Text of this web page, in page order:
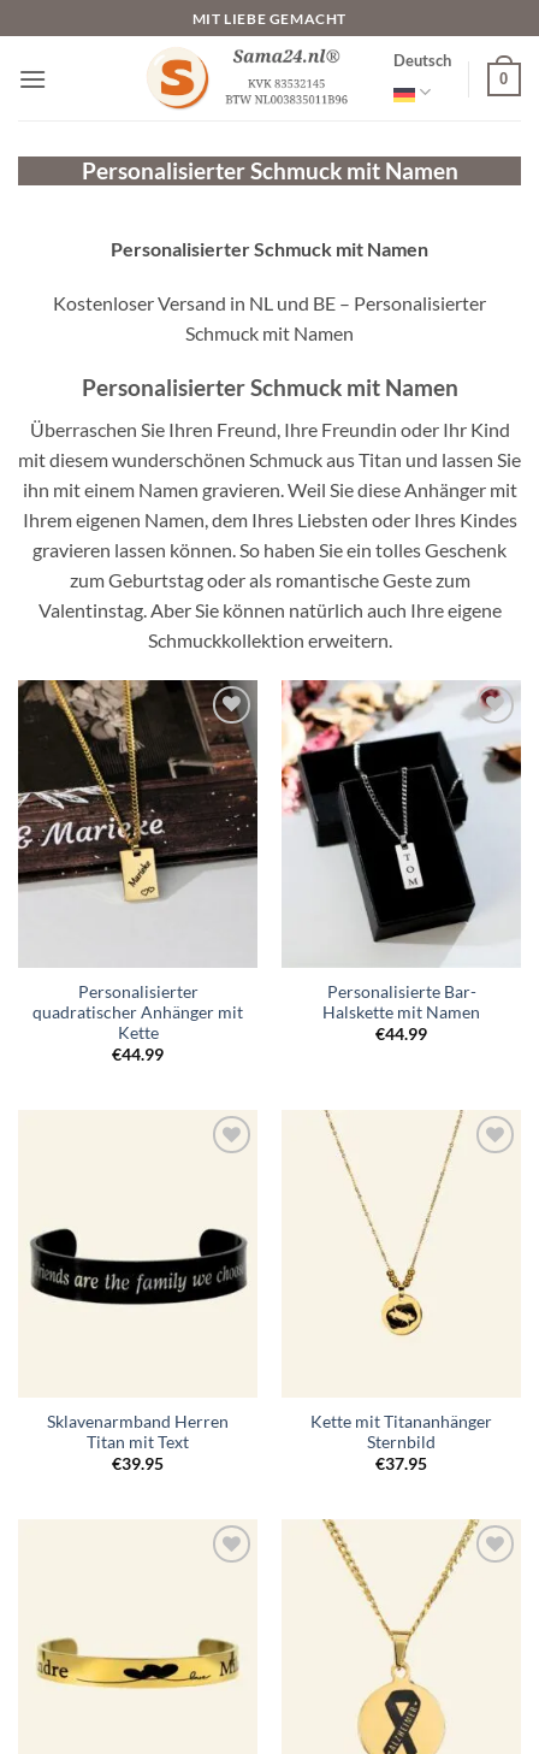
Inhalt
springen
MIT LIEBE GEMACHT
Deutsch
0
Personalisierter Schmuck mit Namen
Personalisierter Schmuck mit Namen
Kostenloser Versand in NL und BE – Personalisierter
Schmuck mit Namen
Personalisierter Schmuck mit Namen
Überraschen Sie Ihren Freund, Ihre Freundin oder Ihr Kind
mit diesem wunderschönen Schmuck aus Titan und lassen Sie
ihn mit einem Namen gravieren. Weil Sie diese Anhänger mit
Ihrem eigenen Namen, dem Ihres Liebsten oder Ihres Kindes
gravieren lassen können. So haben Sie ein tolles Geschenk
zum Geburtstag oder als romantische Geste zum
Valentinstag. Aber Sie können natürlich auch Ihre eigene
Schmuckkollektion erweitern.
Zur
Wunschliste
hinzufügen
Personalisierter
quadratischer Anhänger mit
Kette
€44.99
Wunschliste
hinzufügen
Personalisierte Bar-
Halskette mit Namen
€44.99
Sklavenarmband Herren
Titan mit Text
€39.95
Wunschliste
hinzufügen
Kette mit Titananhänger
Sternbild
€37.95
Wunschliste